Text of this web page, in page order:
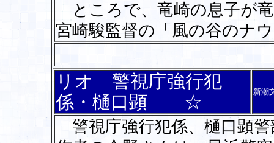
ところで、竜崎の息子が
宮崎駿監督の「風の谷のナ
リオ 警視庁強行犯
係・樋口顕 ☆
新潮
警視庁強行犯係、樋口顕